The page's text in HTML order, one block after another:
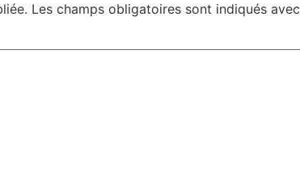
Les champs obligatoires sont indiqués avec